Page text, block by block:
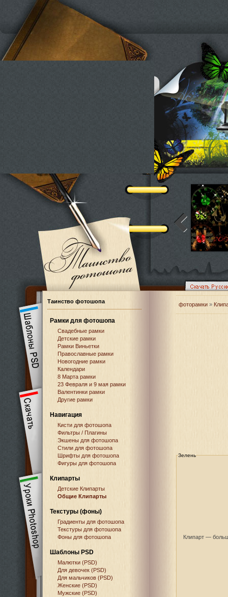
Таинство фотошопа
Рамки для фотошопа
Свадебные рамки
Детские рамки
Рамки Виньетки
Православные рамки
Новогодние рамки
Календари
8 Марта рамки
23 Февраля и 9 мая рамки
Валентинки рамки
Другие рамки
Навигация
Кисти для фотошопа
Фильтры / Плагины
Экшены для фотошопа
Стили для фотошопа
Шрифты для фотошопа
Фигуры для фотошопа
Клипарты
Детские Клипарты
Общие Клипарты
Текстуры (фоны)
Градиенты для фотошопа
Текстуры для фотошопа
Фоны для фотошопа
Шаблоны PSD
Малютки (PSD)
Для девочек (PSD)
Для мальчиков (PSD)
Женские (PSD)
Мужские (PSD)
фоторамки »
Зелень
Клипарт —